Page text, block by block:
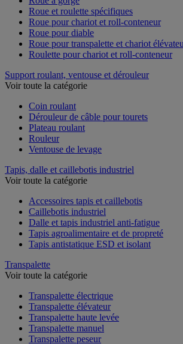
Roue à gorge
Roue et roulette spécifiques
Roue pour chariot et roll-conteneur
Roue pour diable
Roue pour transpalette et chariot élévateur
Support roulant, ventouse et dérouleur
Coin roulant
Dérouleur de câble pour tourets
Plateau roulant
Rouleur
Tapis, dalle et caillebotis industriel
Accessoires tapis et caillebotis
Caillebotis industriel
Dalle et tapis industriel anti-fatigue
Tapis agroalimentaire et de propreté
Transpalette
Transpalette électrique
Transpalette élévateur
Transpalette haute levée
Transpalette manuel